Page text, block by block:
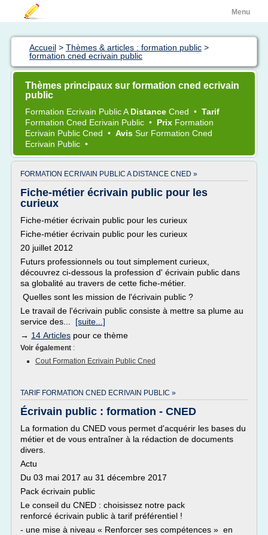
Menu
Accueil > Thèmes & articles : formation public >
formation cned ecrivain public
Thèmes principaux sur formation cned ecrivain
public
Formation Ecrivain PublicA Distance Cned • Tarif
Formation Cned Ecrivain Public • Prix Formation
Ecrivain Public Cned • Avis Sur Formation Cned
Ecrivain Public •
FORMATION ECRIVAIN PUBLIC A DISTANCE CNED »
Fiche-métier écrivain public pour les
curieux
Fiche-métier écrivain public pour les curieux
Fiche-métier écrivain public pour les curieux
20 juillet 2012
Futurs professionnels ou tout simplement curieux,
découvrez ci-dessous la profession d' écrivain public dans
sa globalité au travers de cette fiche-métier.
Quelles sont les mission de l'écrivain public ?
Le travail de l'écrivain public consiste à mettre sa plume au
service des... [suite...]
→ 14 Articles pour ce thème
Voir également :
Cout Formation Ecrivain Public Cned
TARIF FORMATION CNED ECRIVAIN PUBLIC »
Écrivain public : formation - CNED
La formation du CNED vous permet d'acquérir les bases du
métier et de vous entraîner à la rédaction de documents
divers.
Actu
Du 03 mai 2017 au 31 décembre 2017
Pack écrivain public
Le conseil du CNED : choisissez notre pack
renforcé écrivain public à tarif préférentiel !
- une mise à niveau « Renforcer ses compétences » en